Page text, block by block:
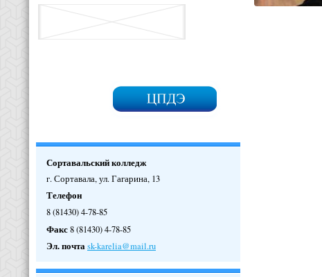
Сортавальский колледж
г. Сортавала, ул. Гагарина, 13
Телефон
8 (81430) 4-78-85
Факс8 (81430) 4-78-85
Эл. почтаsk-karelia@mail.ru